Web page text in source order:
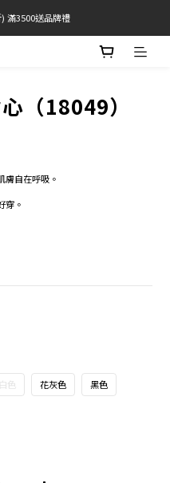
限台灣本島)
滿3500送品牌禮
定專區買一送一
（18049）
膚自在呼吸。
穿。
白色 花灰色 黑色